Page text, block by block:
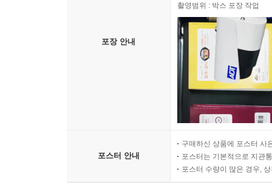
포장 안내
촬영범위 : 박스 포장 작업
포스터 안내
구매하신 상품에 포스터 사
포스터는 기본적으로 지관
포스터 수량이 많은 경우,